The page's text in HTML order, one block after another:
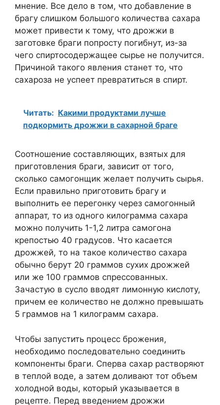
мнение. Все дело в том, что добавление в
брагу слишком большого количества сахара
может привести к тому, что дрожжи в
заготовке браги попросту погибнут, из-за
чего спиртосодержащее сырье не получится.
Причиной такого явления станет то, что
сахароза не успеет превратиться в спирт.
Читать: Какими продуктами лучше
подкормить дрожжи в сахарной браге
Соотношение составляющих, взятых для
приготовления браги, зависит от того,
сколько самогонщик желает получить сырья.
Если правильно приготовить брагу и
выполнить ее перегонку через самогонный
аппарат, то из одного килограмма сахара
можно получить 1-1,2 литра самогона
крепостью 40 градусов. Что касается
дрожжей, то на такое количество сахара
обычно берут 20 граммов сухих дрожжей
или же 100 граммов спрессованных.
Зачастую в сусло вводят лимонную кислоту,
причем ее количество не должно превышать
5 граммов на 1 килограмм сахара.
Чтобы запустить процесс брожения,
необходимо последовательно соединить
компоненты браги. Сперва сахар растворяют
в теплой воде, а затем доливают тот объем
холодной воды, который указывается в
рецепте. Перед введением дрожжи